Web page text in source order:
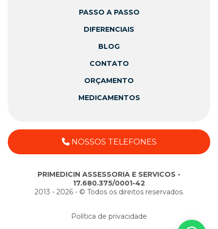
PASSO A PASSO
DIFERENCIAIS
BLOG
CONTATO
ORÇAMENTO
MEDICAMENTOS
NOSSOS TELEFONES
PRIMEDICIN ASSESSORIA E SERVICOS -
17.680.375/0001-42
2013 - 2026 - ©️ Todos os direitos reservados.
Política de privacidade